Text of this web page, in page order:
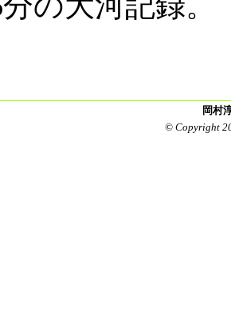
岡村
© Copyright